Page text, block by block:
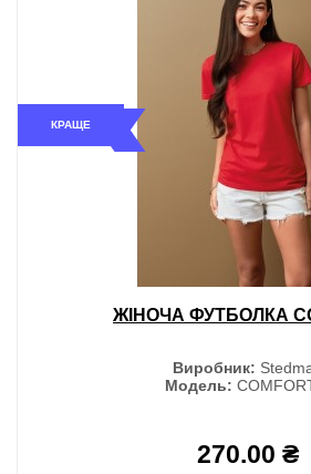
КРАЩЕ
ЖІНОЧА ФУТБОЛКА
Виробник:
Модель:
270.00 ₴